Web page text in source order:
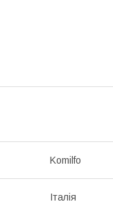
Komilfo
Італія